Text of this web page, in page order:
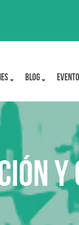
BLOG